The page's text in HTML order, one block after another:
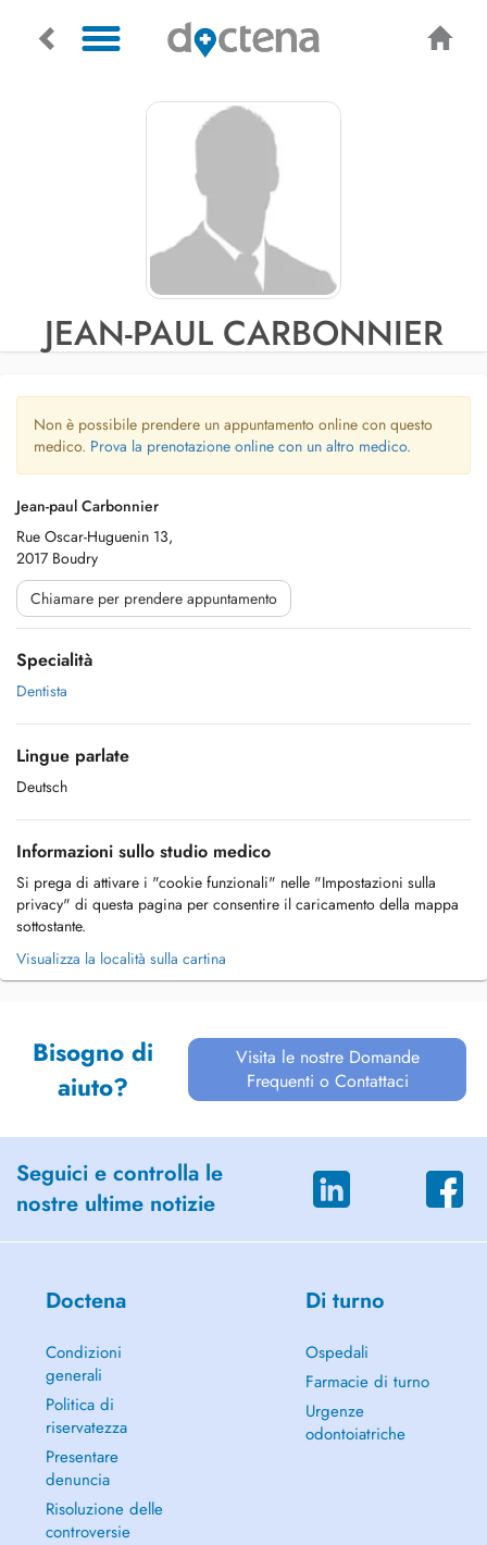
JEAN-PAUL CARBONNIER
Non è possibile prendere un appuntamento online con questo
medico. Prova la prenotazione online con un altro medico.
Jean-paul Carbonnier
Rue Oscar-Huguenin 13,
2017 Boudry
Chiamare per prendere appuntamento
Specialità
Dentista
Lingue parlate
Deutsch
Informazioni sullo studio medico
Si prega di attivare i "cookie funzionali" nelle "Impostazioni sulla
privacy" di questa pagina per consentire il caricamento della mappa
sottostante.
Visualizza la località sulla cartina
Bisogno di
aiuto?
Visita le nostre Domande
Frequenti o Contattaci
Seguici e controlla le
nostre ultime notizie
Doctena
Condizioni
generali
Politica di
riservatezza
Presentare
denuncia
Risoluzione delle
controversie
Di turno
Ospedali
Farmacie di turno
Urgenze
odontoiatriche